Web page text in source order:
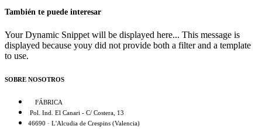
También te puede interesar
Your Dynamic Snippet will be displayed here... This message is
displayed because youy did not provide both a filter and a template
to use.
SOBRE NOSOTROS
FÁBRICA
Pol. Ind. El Canari - C/ Costera, 13
46690 · L'Alcudia de Crespins (Valencia)